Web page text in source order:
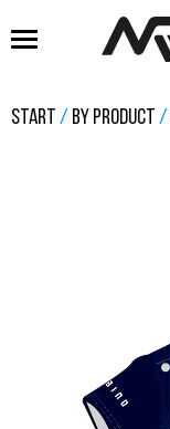
FAST DELIVERY
START / BY PRODUCT /